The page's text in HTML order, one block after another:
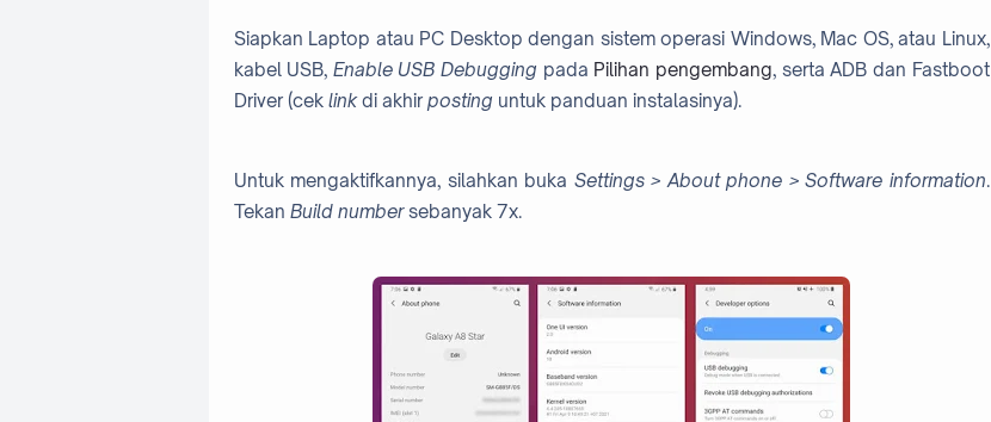
Siapkan Laptop atau PC Desktop dengan sistem operasi Windows, Mac OS, atau Linux,
kabel USB, Enable USB Debugging pada Pilihan pengembang, serta ADB dan Fastboot
Driver (cek linkdi akhir posting untuk panduan instalasinya).
Untuk mengaktifkannya, silahkan buka Settings > About phone > Software information.
Tekan Build numbersebanyak 7x.